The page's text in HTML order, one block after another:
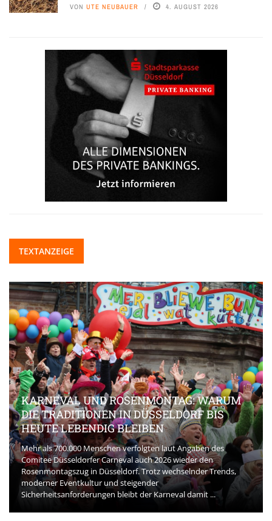
VON UTE NEUBAUER 4. AUGUST 2026
TEXTANZEIGE
KARNEVAL UND ROSENMONTAG: WARUM
DIE TRADITIONEN IN DÜSSELDORF BIS
HEUTE LEBENDIG BLEIBEN
Mehr als 700.000 Menschen verfolgten laut Angaben des
Comitee Düsseldorfer Carneval auch 2026 wieder den
Rosenmontagszug in Düsseldorf. Trotz wechselnder Trends,
moderner Eventkultur und steigender
Sicherheitsanforderungen bleibt der Karneval damit ...